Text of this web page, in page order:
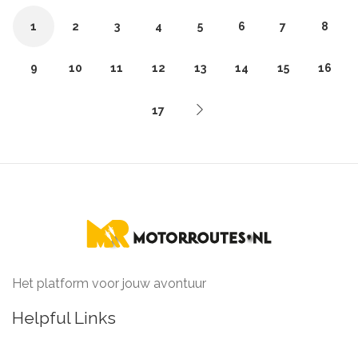
1 2 3 4 5 6 7 8
9 10 11 12 13 14 15 16
17
Het platform voor jouw avontuur
Helpful Links